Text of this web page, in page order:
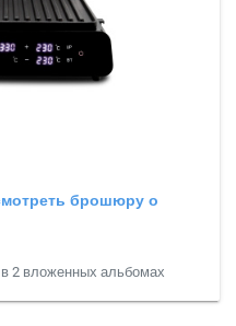
брошюру о
2 вложенных альбомах